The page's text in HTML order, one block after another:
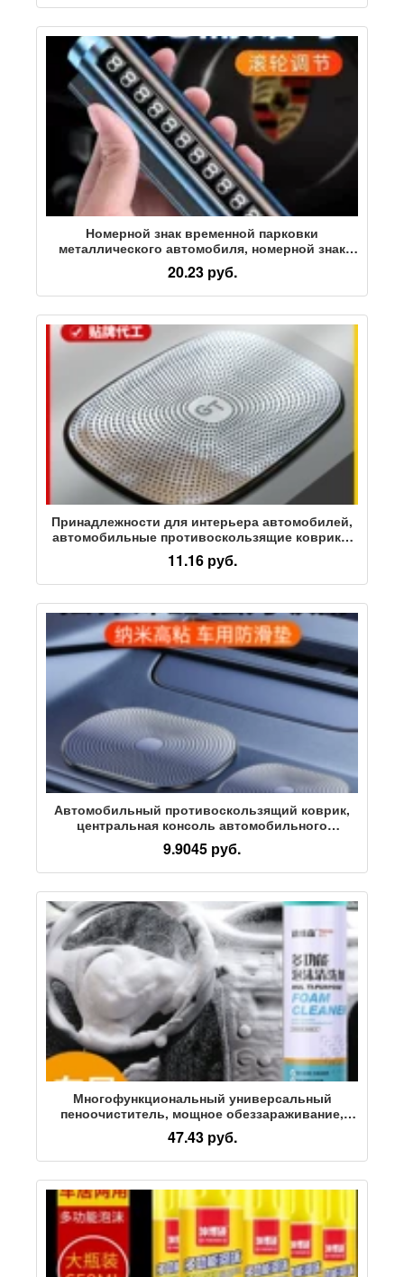
Номерной знак временной парковки
металлического автомобиля, номерной знак
телефона для перемещения автомобиля,
принадлежности для внутренней отделки
автомобиля с роликовым перемещением
20.23 руб.
Принадлежности для интерьера автомобилей,
автомобильные противоскользящие коврики,
коврики для хранения, устойчивые к высоким
температурам, не оставляющие следов,
моющиеся украшения для парфюмерии,
11.16 руб.
Автомобильный противоскользящий коврик,
центральная консоль автомобильного
мобильного телефона, термостойкий коврик
для хранения, креативные наклейки для
украшения автомобиля, аксессуары для
9.9045 руб.
Многофункциональный универсальный
пеноочиститель, мощное обеззараживание,
средство для чистки салона автомобиля,
артефакт, средства для ухода за красотой
47.43 руб.